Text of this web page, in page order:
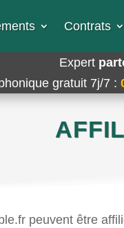
Contrats
Expert
gratuit 7j/7 :
peuvent être